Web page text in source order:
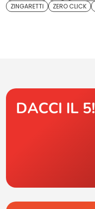
ZINGARETTI
ZERO CLICK
DACCI IL 5!